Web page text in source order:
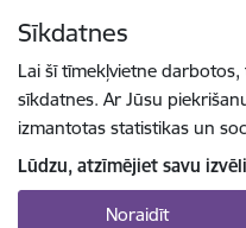
Sīkdatnes
Lai šī tīmekļvietne
sīkdatnes. Ar Jūsu
izmantotas statistikas un
Lūdzu, atzīmējiet savu
Noraidīt